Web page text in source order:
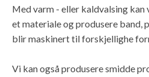
Med varm - eller kaldvalsing
et materiale og produsere band,
blir maskinert til forskjellighe
Vi kan også produsere smidde